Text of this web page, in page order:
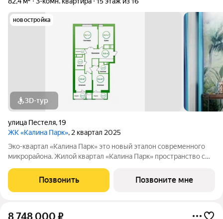
новостройка
3D-тур
улица Пестеля,19
ЖК «Калина Парк», 2 квартал 2025
Эко-квартал «Калина Парк» это новый эталон современного
микрорайона. Жилой квартал «Калина Парк» пространство с
эргономичными планировками квартир, безопасными дворами
и развитой, продуманной
Позвонить Позвоните мне
8 748 000 ₽